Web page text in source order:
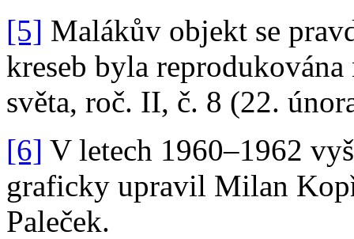
[5] Malákův objekt se
kreseb byla
světa, roč. II, č. 8 (22.
[6] V letech 1960–1962
graficky upravil Milan
Paleček.